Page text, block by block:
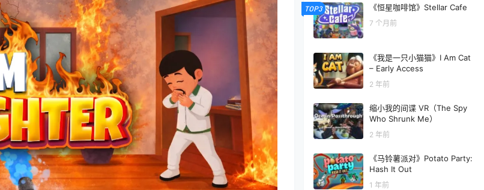
TOP3 《恒星咖啡馆》Stellar Cafe
7 个月前
《我是一只小猫猫》I Am Cat
– Early Access
2 年前
缩小我的间谍 VR（The Spy
Who Shrunk Me）
2 年前
《马铃薯派对》Potato Party:
Hash It Out
1 年前